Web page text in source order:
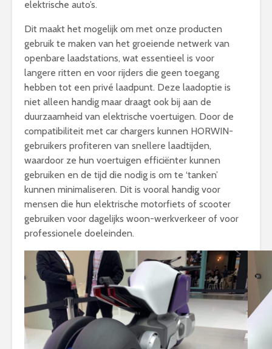
elektrische auto’s.
Dit maakt het mogelijk om met onze producten
gebruik te maken van het groeiende netwerk van
openbare laadstations, wat essentieel is voor
langere ritten en voor rijders die geen toegang
hebben tot een privé laadpunt. Deze laadoptie is
niet alleen handig maar draagt ook bij aan de
duurzaamheid van elektrische voertuigen. Door de
compatibiliteit met car chargers kunnen HORWIN-
gebruikers profiteren van snellere laadtijden,
waardoor ze hun voertuigen efficiënter kunnen
gebruiken en de tijd die nodig is om te ‘tanken’
kunnen minimaliseren. Dit is vooral handig voor
mensen die hun elektrische motorfiets of scooter
gebruiken voor dagelijks woon-werkverkeer of voor
professionele doeleinden.